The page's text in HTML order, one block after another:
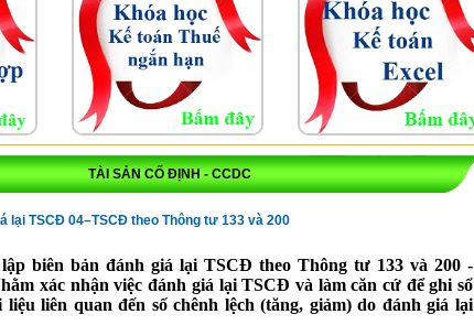
TÀI SẢN CỐ ĐỊNH - CCDC
lại TSCĐ 04–TSCĐ theo Thông tư 133 và 200
biên bản đánh giá lại TSCĐ theo Thông tư 133 và 200 -
xác nhận việc đánh giá lại TSCĐ và làm căn cứ để ghi sổ
liệu liên quan đến số chênh lệch (tăng, giảm) do đánh giá lại